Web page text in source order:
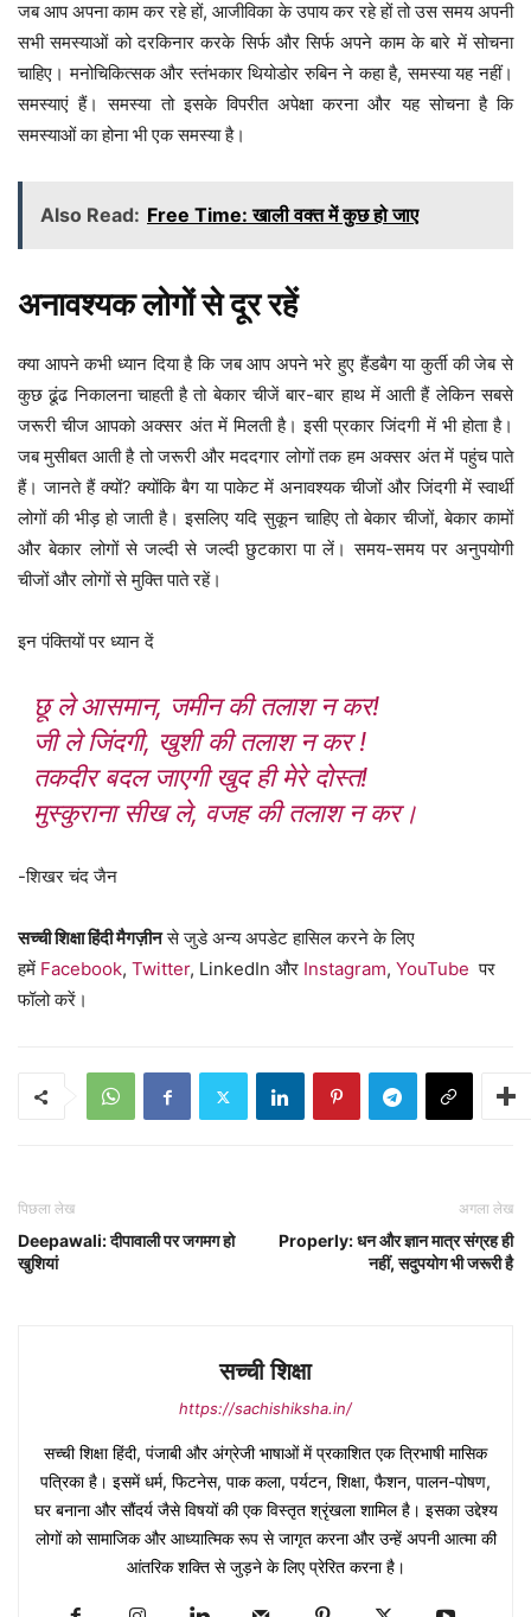
जब आप अपना काम कर रहे हों, आजीविका के उपाय कर रहे हों तो उस समय अपनी
सभी समस्याओं को दरकिनार करके सिर्फ और सिर्फ अपने काम के बारे में सोचना
चाहिए। मनोचिकित्सक और स्तंभकार थियोडोर रुबिन ने कहा है, समस्या यह नहीं।
समस्याएं हैं। समस्या तो इसके विपरीत अपेक्षा करना और यह सोचना है कि
समस्याओं का होना भी एक समस्या है।
Also Read: Free Time: खाली वक्त में कुछ हो जाए
अनावश्यक लोगों से दूर रहें
क्या आपने कभी ध्यान दिया है कि जब आप अपने भरे हुए हैंडबैग या कुर्ती की जेब से
कुछ ढूंढ निकालना चाहती है तो बेकार चीजें बार-बार हाथ में आती हैं लेकिन सबसे
जरूरी चीज आपको अक्सर अंत में मिलती है। इसी प्रकार जिंदगी में भी होता है।
जब मुसीबत आती है तो जरूरी और मददगार लोगों तक हम अक्सर अंत में पहुंच पाते
हैं। जानते हैं क्यों? क्योंकि बैग या पाकेट में अनावश्यक चीजों और जिंदगी में स्वार्थी
लोगों की भीड़ हो जाती है। इसलिए यदि सुकून चाहिए तो बेकार चीजों, बेकार कामों
और बेकार लोगों से जल्दी से जल्दी छुटकारा पा लें। समय-समय पर अनुपयोगी
चीजों और लोगों से मुक्ति पाते रहें।
इन पंक्तियों पर ध्यान दें
छू ले आसमान, जमीन की तलाश न कर!
जी ले जिंदगी, खुशी की तलाश न कर !
तकदीर बदल जाएगी खुद ही मेरे दोस्त!
मुस्कुराना सीख ले, वजह की तलाश न कर।
-शिखर चंद जैन
सच्ची शिक्षा हिंदी मैगज़ीनसे जुडे अन्य अपडेट हासिल करने के लिए
हमें Facebook, Twitter, LinkedIn और Instagram, YouTube पर
फॉलो करें।
पिछला लेख
Deepawali: दीपावाली पर जगमग हो
खुशियां
अगला लेख
Properly: धन और ज्ञान मात्र संग्रह ही
नहीं, सदुपयोग भी जरूरी है
सच्ची शिक्षा
https://sachishiksha.in/
सच्ची शिक्षा हिंदी, पंजाबी और अंग्रेजी भाषाओं में प्रकाशित एक त्रिभाषी मासिक
पत्रिका है। इसमें धर्म, फिटनेस, पाक कला, पर्यटन, शिक्षा, फैशन, पालन-पोषण,
घर बनाना और सौंदर्य जैसे विषयों की एक विस्तृत श्रृंखला शामिल है। इसका उद्देश्य
लोगों को सामाजिक और आध्यात्मिक रूप से जागृत करना और उन्हें अपनी आत्मा की
आंतरिक शक्ति से जुड़ने के लिए प्रेरित करना है।